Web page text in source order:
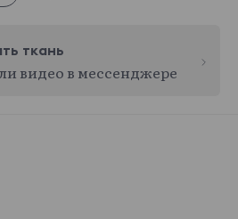
ткань
видео в мессенджере